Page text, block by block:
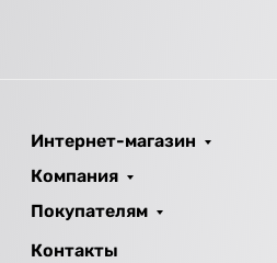
Интернет-магазин
Компания
Покупателям
Контакты